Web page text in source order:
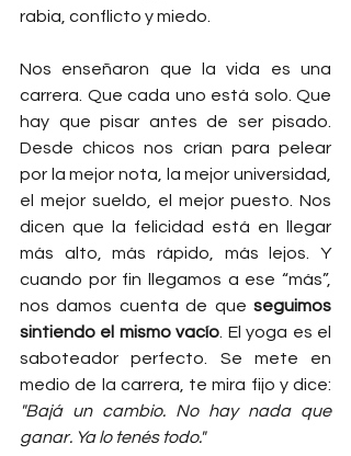
rabia, conflicto y miedo.
Nos enseñaron que la vida es una
carrera. Que cada uno está solo. Que
hay que pisar antes de ser pisado.
Desde chicos nos crían para pelear
por la mejor nota, la mejor universidad,
el mejor sueldo, el mejor puesto. Nos
dicen que la felicidad está en llegar
más alto, más rápido, más lejos. Y
cuando por fin llegamos a ese “más”,
nos damos cuenta de que seguimos
sintiendo el mismo vacío . El yoga es el
saboteador perfecto. Se mete en
"Bajá un cambio. No hay nada que
ganar. Ya lo tenés todo."